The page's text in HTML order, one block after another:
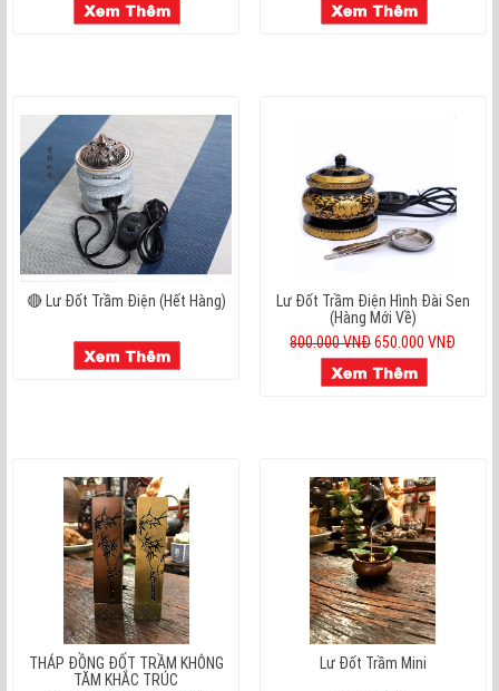
🔴 Lư Đốt Trầm Điện (hết Hàng)
Lư Đốt Trầm Điện Hình Đài Sen
(Hàng Mới Về)
800.000 VNĐ650.000 VNĐ
THÁP ĐỒNG ĐỐT TRẦM KHÔNG
TĂM KHẮC TRÚC
Lư Đốt Trầm Mini